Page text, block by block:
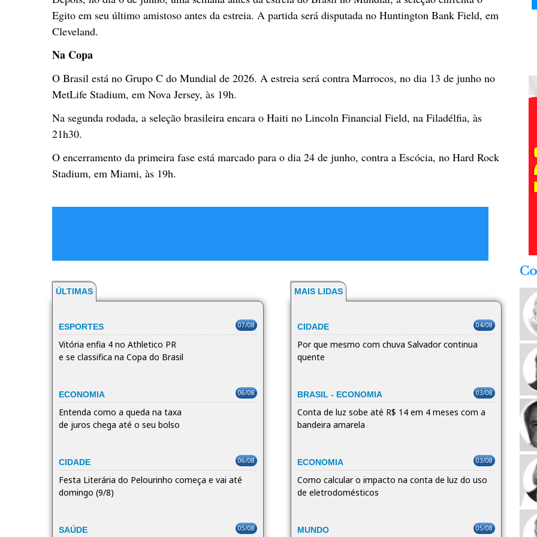
Egito em seu último amistoso antes da estreia. A partida será disputada no Huntington Bank Field, em
Cleveland.
Na Copa
O Brasil está no Grupo C do Mundial de 2026. A estreia será contra Marrocos, no dia 13 de junho no
MetLife Stadium, em Nova Jersey, às 19h.
Na segunda rodada, a seleção brasileira encara o Haiti no Lincoln Financial Field, na Filadélfia, às
21h30.
O encerramento da primeira fase está marcado para o dia 24 de junho, contra a Escócia, no Hard Rock
Stadium, em Miami, às 19h.
ÚLTIMAS
ESPORTES 07/08
Vitória enfia 4 no Athletico PR
e se classifica na Copa do Brasil
ECONOMIA 06/08
Entenda como a queda na taxa
de juros chega até o seu bolso
CIDADE 06/08
Festa Literária do Pelourinho começa e vai até
domingo (9/8)
SAÚDE 05/08
MAIS LIDAS
CIDADE 04/08
Por que mesmo com chuva Salvador continua
quente
BRASIL - ECONOMIA 03/08
Conta de luz sobe até R$ 14 em 4 meses com a
bandeira amarela
ECONOMIA 03/08
Como calcular o impacto na conta de luz do uso
de eletrodomésticos
MUNDO 05/08